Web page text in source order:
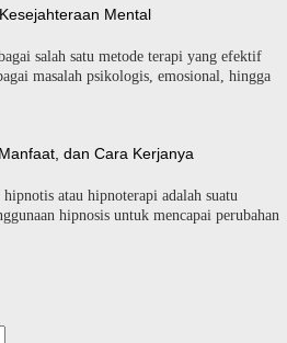
Mental
salah satu metode terapi yang efektif
masalah psikologis, emosional, hingga
dan Cara Kerjanya
atau hipnoterapi adalah suatu
hipnosis untuk mencapai perubahan